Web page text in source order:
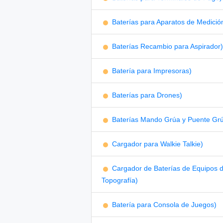
Baterías para Aparatos de
Baterías Recambio para Aspirador)
Batería para Impresoras)
Baterías para Drones)
Baterías Mando Grúa y Puente
Cargador para Walkie Talkie)
Cargador de Baterías de Equipos
Topografía)
Batería para Consola de Juegos)